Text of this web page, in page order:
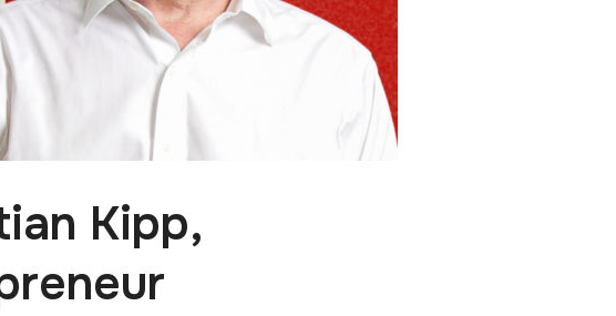
Kipp,